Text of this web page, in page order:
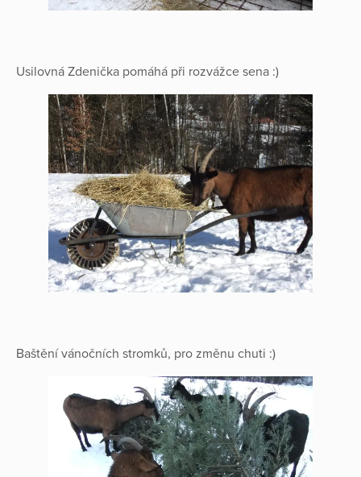
Usilovná Zdenička pomáhá při rozvážce sena :)
Baštění vánočních stromků, pro změnu chuti :)